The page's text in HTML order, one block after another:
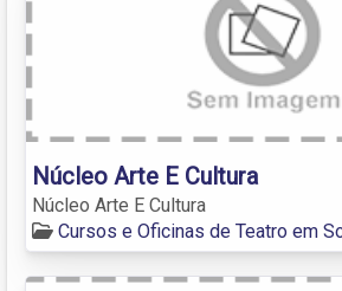
Núcleo Arte E Cultura
Núcleo Arte E Cultura
Cursos e Oficinas de Teatro em